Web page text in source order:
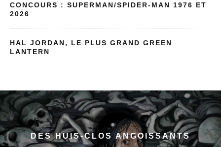
CONCOURS : SUPERMAN/SPIDER-MAN 1976 ET
2026
HAL JORDAN, LE PLUS GRAND GREEN
LANTERN
DES HUIS-CLOS ANGOISSANTS